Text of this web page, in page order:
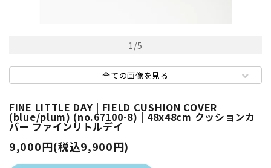
1/5
全ての画像を見る
FINE LITTLE DAY | FIELD CUSHION COVER
(blue/plum) (no.67100-8) | 48x48cm クッションカ
バー ファインリトルデイ
9,000円(税込9,900円)